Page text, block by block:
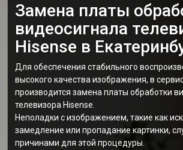
Замена платы
видеосигнала
Hisense в
Для обеспечения стабильного
высокого качества изображения, в
производится замена платы обработки
телевизора Hisense.
Неполадки с изображением, такие как
замедление или пропадание картинки,
причинами для этой процедуры.